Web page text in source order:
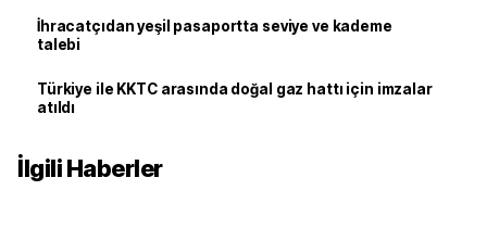
İhracatçıdan yeşil pasaportta seviye ve kademe
talebi
Türkiye ile KKTC arasında doğal gaz hattı için imzalar
atıldı
İlgili Haberler